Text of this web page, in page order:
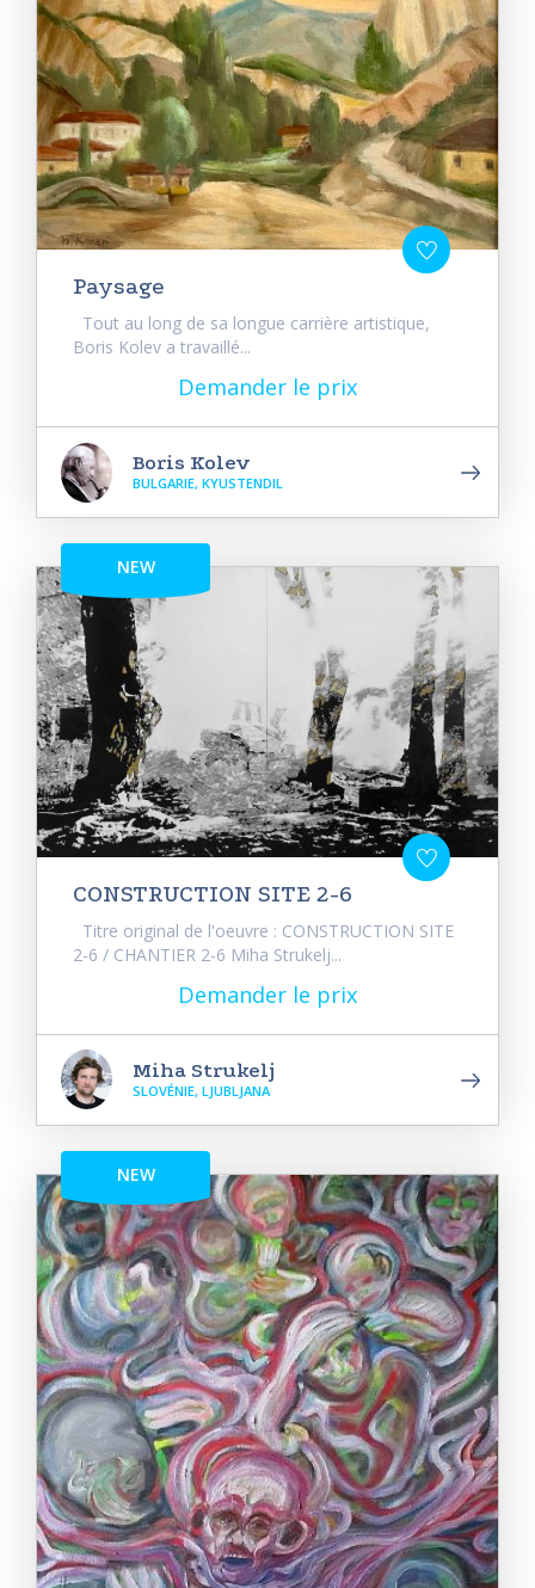
Paysage
Tout au long de sa longue carrière artistique,
Boris Kolev a travaillé...
Demander le prix
Boris Kolev
BULGARIE, KYUSTENDIL
NEW
CONSTRUCTION SITE 2-6
Titre original de l'oeuvre : CONSTRUCTION SITE
2-6 / CHANTIER 2-6 Miha Strukelj...
Demander le prix
Miha Strukelj
SLOVÉNIE, LJUBLJANA
NEW